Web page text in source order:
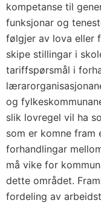
kompetanse til
funksjonar og
følgjer av lova eller
skipe stillingar i
tariffspørsmål i
og
slik lovregel vil ha
som er komne fram
forhandlingar
må vike for
dette området.
fordeling av